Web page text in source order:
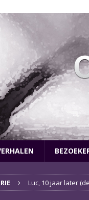
Luc, 10 jaar later